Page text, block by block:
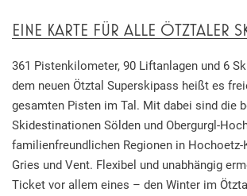
EINE KARTE FÜR ALLE ÖTZTALER
361 Pistenkilometer, 90 Liftanlagen und 6
dem neuen Ötztal Superskipass heißt es
gesamten Pisten im Tal. Mit dabei sind die
Skidestinationen Sölden und Obergurgl-
familienfreundlichen Regionen in Hochoetz-
Gries und Vent. Flexibel und unabhängig
Ticket vor allem eines – den Winter im